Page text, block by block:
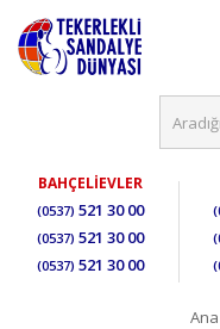
BAHÇELİEVLER
(0537) 521 30 00
(0537) 521 30 00
(0537) 521 30 00